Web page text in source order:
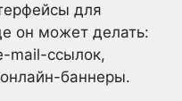
для
он может делать:
mail-ссылок,
баннеры.